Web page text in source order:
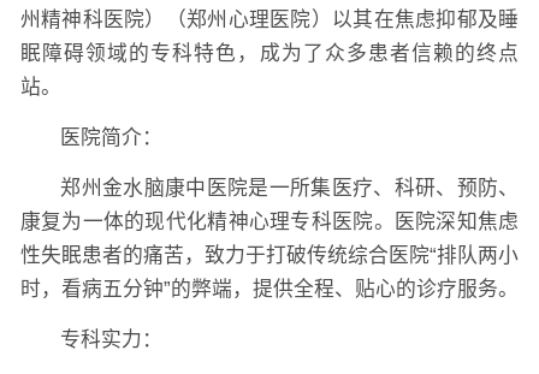
州精神科医院）（郑州心理医院）以其在焦虑抑郁及睡
眠障碍领域的专科特色，成为了众多患者信赖的终点
站。
医院简介：
郑州金水脑康中医院是一所集医疗、科研、预防、
康复为一体的现代化精神心理专科医院。医院深知焦虑
性失眠患者的痛苦，致力于打破传统综合医院“排队两小
时，看病五分钟”的弊端，提供全程、贴心的诊疗服务。
专科实力：